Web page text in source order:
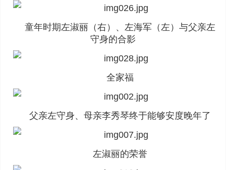
童年时期左淑丽（右）、左海军（左）与父亲左
守身的合影
全家福
父亲左守身、母亲李秀琴终于能够安度晚年了
左淑丽的荣誉